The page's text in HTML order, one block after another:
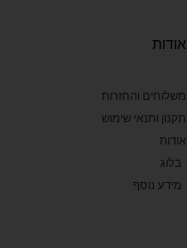
אודות
משלוחים והחזרות
תקנון ותנאי שימוש
אודות
בלוג
מידע נוסף